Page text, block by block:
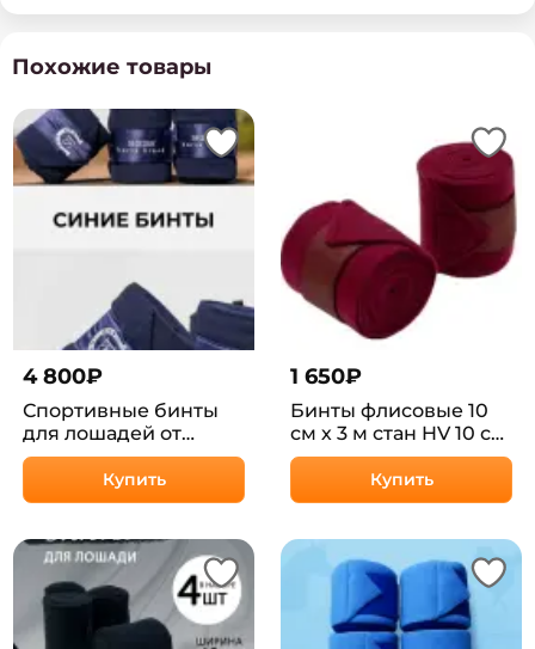
Похожие товары
4 800₽
Спортивные бинты
для лошадей от
SHEIKH HORSE
BRAND, цвет синий
Купить
1 650₽
Бинты флисовые 10
см х 3 м стан HV 10 см
х 3 м/4 шт 3 цвета
Купить